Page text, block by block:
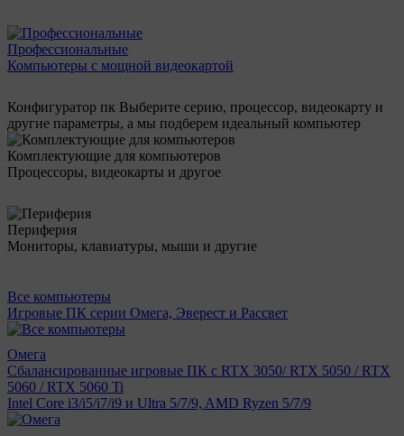
Профессиональные
Компьютеры с мощной видеокартой
Конфигуратор пк Выберите серию, процессор, видеокарту и
другие параметры, а мы подберем идеальный компьютер
Комплектующие для компьютеров
Процессоры, видеокарты и другое
Периферия
Мониторы, клавиатуры, мыши и другие
Все компьютеры
Игровые ПК серии Омега, Эверест и Рассвет
Омега
Сбалансированные игровые ПК с RTX 3050/ RTX 5050 / RTX
5060 / RTX 5060 Ti
Intel Core i3/i5/i7/i9 и Ultra 5/7/9, AMD Ryzen 5/7/9